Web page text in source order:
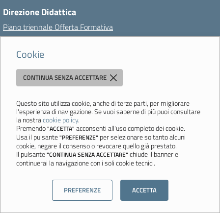
Cookie
CONTINUA SENZA ACCETTARE
Questo sito utilizza cookie, anche di terze parti, per migliorare
l'esperienza di navigazione. Se vuoi saperne di più puoi consultare
la nostracookie policy.
Premendo"ACCETTA" acconsenti all'uso completo dei cookie.
Usa il pulsante"PREFERENZE" per selezionare soltanto alcuni
cookie, negare il consenso o revocare quello già prestato.
Il pulsante"CONTINUA SENZA ACCETTARE" chiude il banner e
continuerai la navigazione con i soli cookie tecnici.
PREFERENZE ACCETTA
Direzione Didattica
Piano triennale Offerta Formativa
Calendario scolastico
Regolamenti
Organigramma
Didattica digitale integrata
Sicurezza
URP
Contatti
Servizi
Pago in rete
Twinning
ERASMUS+ KA1